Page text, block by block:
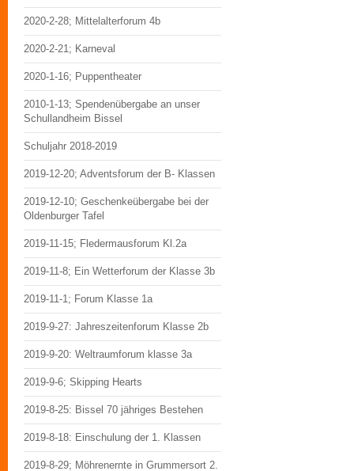
2020-2-28; Mittelalterforum 4b
2020-2-21; Karneval
2020-1-16; Puppentheater
2010-1-13; Spendenübergabe an unser
Schullandheim Bissel
Schuljahr 2018-2019
2019-12-20; Adventsforum der B- Klassen
2019-12-10; Geschenkeübergabe bei der
Oldenburger Tafel
2019-11-15; Fledermausforum Kl.2a
2019-11-8; Ein Wetterforum der Klasse 3b
2019-11-1; Forum Klasse 1a
2019-9-27: Jahreszeitenforum Klasse 2b
2019-9-20: Weltraumforum klasse 3a
2019-9-6; Skipping Hearts
2019-8-25: Bissel 70 jähriges Bestehen
2019-8-18: Einschulung der 1. Klassen
2019-8-29; Möhrenernte in Grummersort 2.